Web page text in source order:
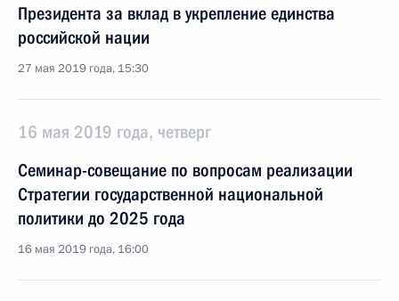
Президента за вклад в укрепление единства
российской нации
27 мая 2019 года, 15:30
16 мая 2019 года, четверг
Семинар-совещание по вопросам реализации
Стратегии государственной национальной
политики до 2025 года
16 мая 2019 года, 16:00